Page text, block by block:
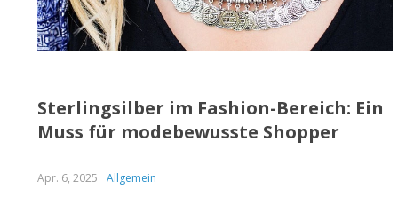
Sterlingsilber im Fashion-Bereich: Ein
Muss für modebewusste Shopper
Apr. 6, 2025 Allgemein